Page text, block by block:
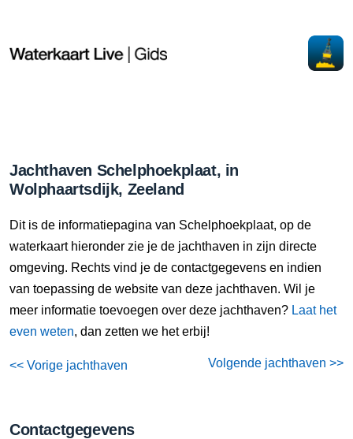
Jachthaven Schelphoekplaat, in
Wolphaartsdijk, Zeeland
Dit is de informatiepagina van Schelphoekplaat, op de
waterkaart hieronder zie je de jachthaven in zijn directe
omgeving. Rechts vind je de contactgegevens en indien
van toepassing de website van deze jachthaven. Wil je
meer informatie toevoegen over deze jachthaven? Laat het
even weten, dan zetten we het erbij!
<< Vorige jachthaven Volgende jachthaven >>
Contactgegevens